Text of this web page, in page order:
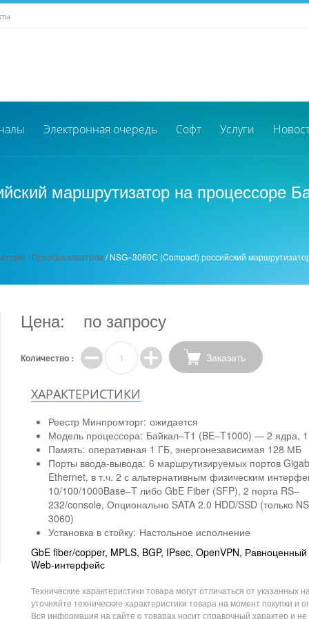
Электронная очередь Софт Услуги
маршрутизатор на процессоре
/ Преобразователи /NSG–3060С (Compact) российский
Цена: по запросу
Количество : Заказать
ХАРАКТЕРИСТИКИ
Реестр Минпромторг: ожидается
Модель процессора: Байкал–T1 (BE–T1000) — 2 ядра,
Память: оперативная 1 ГБ, энергонезависимая 128 МБ
Порты ввода-вывода: 6 маршрутизируемых портов
Ethernet, в т.ч. 2 с альтернативным физическим
10/100/1000Base–T либо GbE Fiber (SFP), 2 порта RS–
232/console, Опционально SATA 2.0 HDD/SSD (только
3060)
Установка в стойку: Настольное исполнение
GbE fiber/copper, MPLS, BGP, IPsec, OpenVPN,
Web-интерфейс
Технические характеристики товара могут отличаться от указанных
уточняйте технические характеристики товара на момент покупки и
Вся информация на сайте о товарах носит справочный характер и не